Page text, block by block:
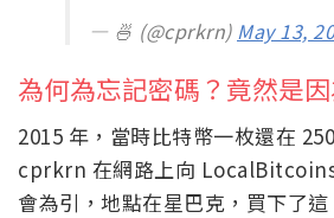
— 🍜 (@cprkrn) May 13,
為何為忘記密碼？竟然是
2015 年，當時比特幣一枚還在
cprkrn 在網路上向
會為引，地點在星巴克，買下了